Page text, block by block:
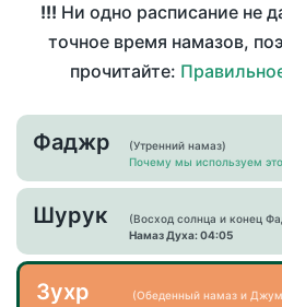
!!! Ни одно расписание не
точное время намазов,
прочитайте:
Фаджр
(Утренний намаз)
Почему мы используем
Шурук
(Восход солнца и конец
Намаз Духа: 04:05
Зухр (Обеденный намаз и